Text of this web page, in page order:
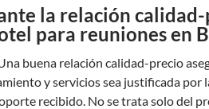
la relación
para reuniones en
buena relación calidad-precio
y servicios sea justificada por
recibido. No se trata solo del